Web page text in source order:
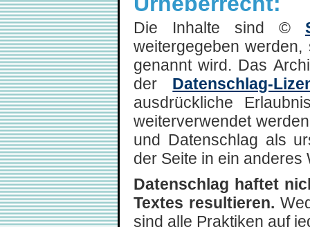
Die Inhalte sind ©
weitergegeben
genannt wird. Das
der Datenschlag-
ausdrückliche
weiterverwendet
und Datenschlag als
der Seite in ein
Datenschlag haftet
Textes resultieren.
sind alle Praktiken auf